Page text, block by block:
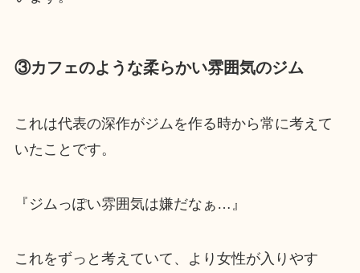
③カフェのような柔らかい雰囲気のジム
これは代表の深作がジムを作る時から常に考えて
いたことです。
『ジムっぽい雰囲気は嫌だなぁ…』
これをずっと考えていて、より女性が入りやす